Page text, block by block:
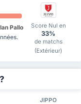
Pallo
Score Nul en
33%
de matchs
(Extérieur)
JIPPO